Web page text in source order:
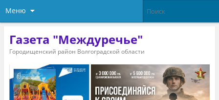
Меню
Газета "Междуречье"
Городищенский район Волгоградской области